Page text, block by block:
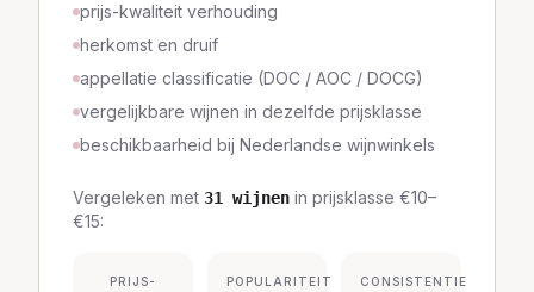
prijs-kwaliteit verhouding
herkomst en druif
appellatie classificatie (DOC / AOC / DOCG)
vergelijkbare wijnen in dezelfde prijsklasse
beschikbaarheid bij Nederlandse wijnwinkels
Vergeleken met 31 wijnen in prijsklasse €10–
€15:
PRIJS-
POPULARITEIT CONSISTENTIE